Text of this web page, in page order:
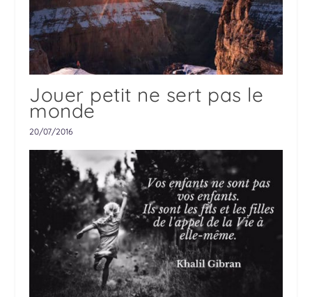
Jouer petit ne sert pas le
monde
20/07/2016